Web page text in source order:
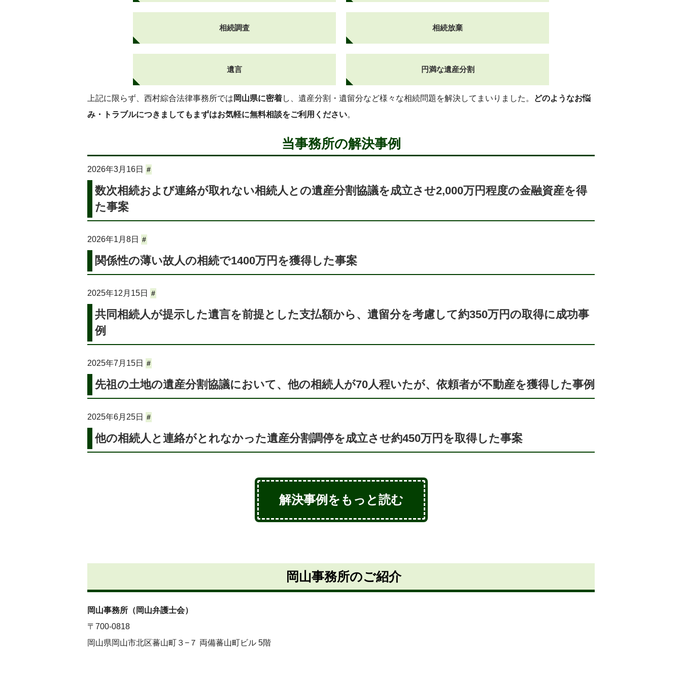
相続調査 相続放棄
遺言 円満な遺産分割
上記に限らず、西村綜合法律事務所では 岡山県に密着し、遺産分割・遺留分など様々な相続問題を解決してまいりました。
どのようなお悩
み・トラブルにつきましてもまずはお気軽に無料相談をご利用ください。
当事務所の解決事例
2026年3月16日 #
数次相続および連絡が取れない相続人との遺産分割協議を成立させ2,000万円程度の金融資産を得
た事案
2026年1月8日 #
関係性の薄い故人の相続で1400万円を獲得した事案
2025年12月15日 #
共同相続人が提示した遺言を前提とした支払額から、遺留分を考慮して約350万円の取得に成功事
例
2025年7月15日 #
先祖の土地の遺産分割協議において、他の相続人が70人程いたが、依頼者が不動産を獲得した事例
2025年6月25日 #
他の相続人と連絡がとれなかった遺産分割調停を成立させ約450万円を取得した事案
解決事例をもっと読む
岡山事務所のご紹介
岡山事務所（岡山弁護士会）
〒700-0818
岡山県岡山市北区蕃山町３−７ 両備蕃山町ビル 5階